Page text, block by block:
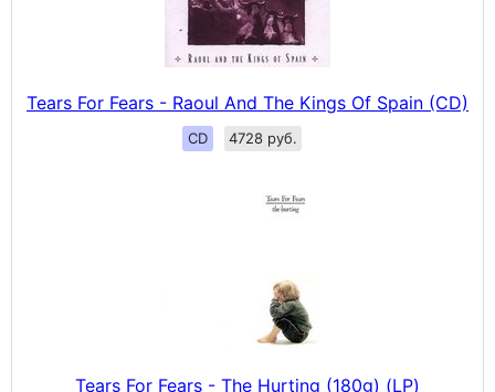
Tears For Fears - Raoul And The Kings Of Spain (CD)
CD 4728 руб.
Tears For Fears - The Hurting (180g) (LP)